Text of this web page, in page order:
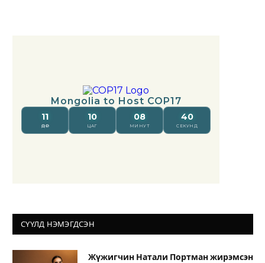
СҮҮЛД НЭМЭГДСЭН
Жүжигчин Натали Портман жирэмсэн